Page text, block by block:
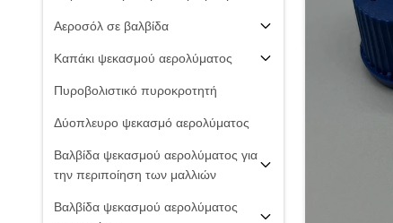
Αεροσόλ σε βαλβίδα
Καπάκι ψεκασμού αερολύματος
Πυροβολιστικό πυροκροτητή
Δύοπλευρο ψεκασμό αερολύματος
Βαλβίδα ψεκασμού αερολύματος για
την περιποίηση των μαλλιών
Βαλβίδα ψεκασμού αερολύματος